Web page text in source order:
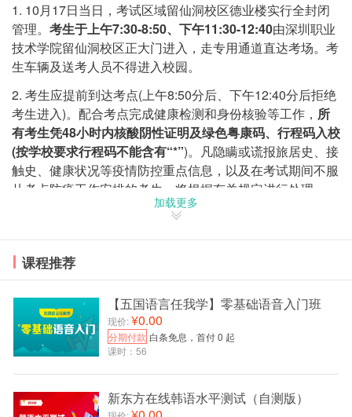
1. 10月17日当日，考试区域留仙洞校区德业楼实行全封闭
管理。 考生于上午7:30-8:50、下午11:30-12:40由深圳职业
技术学院留仙洞校区正大门进入，走专用通道直达考场。考
生车辆及送考人员不得进入校园。
2. 考生应提前到达考点(上午8:50分后、下午12:40分后拒绝
考生进入)。配合考点完成健康检测和身份核验等工作， 所
有考生凭48小时内核酸阴性证明及绿色粤康码、行程码入校
(按学校要求行程码不能含有“*”)。凡隐瞒或谎报旅居史、接
触史、健康状况等疫情防控重点信息，以及在考试期间不服
从考点防疫工作安排的考生，将根据有关规定进行处理。
3. 所有考生考前21天内须自行实施健康状况监测，务必每
天测量体温并记录，出现发热、干咳、乏力、鼻塞、流涕、
咽痛、腹泻、嗅(味)觉减退等疑似症状的身体异常者，不得
参加考试。
4. 来自中高风险城市非重点防控区域的考生行程码含有“*”，
或抵深后因疫情变化变成“*”的，按学校要求不得入校。行程
码含有“*”的考生请联系教育部考试中心申请退考试费。
13日前务必紧急联系考点确认是否可参加考试，电话0755-
加载更多
课程推荐
【五国语言任我学】零基础语音入门班
现价:¥0.00
分期付款 白条免息，首付 0 起
课时：56
新东方在线韩语水平测试（自测版）